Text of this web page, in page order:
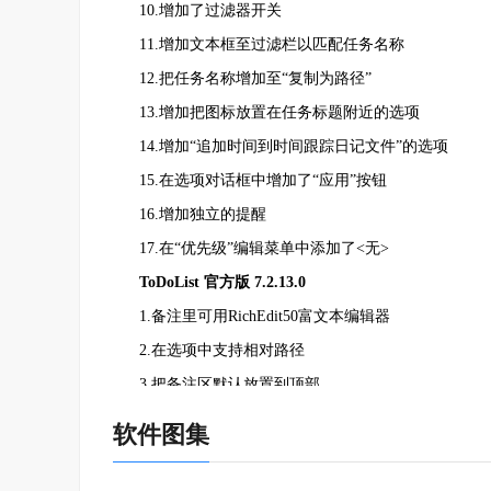
10.增加了过滤器开关
11.增加文本框至过滤栏以匹配任务名称
12.把任务名称增加至“复制为路径”
13.增加把图标放置在任务标题附近的选项
14.增加“追加时间到时间跟踪日记文件”的选项
15.在选项对话框中增加了“应用”按钮
16.增加独立的提醒
17.在“优先级”编辑菜单中添加了<无>
ToDoList 官方版 7.2.13.0
1.备注里可用RichEdit50富文本编辑器
2.在选项中支持相对路径
3.把备注区默认放置到顶部
软件图集